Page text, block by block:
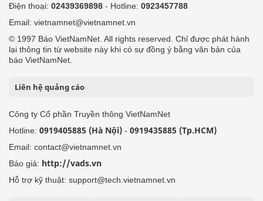
Điện thoại: 02439369898 - Hotline: 0923457788
Email: vietnamnet@vietnamnet.vn
© 1997 Báo VietNamNet. All rights reserved. Chỉ được phát hành
lại thông tin từ website này khi có sự đồng ý bằng văn bản của
báo VietNamNet.
Liên hệ quảng cáo
Công ty Cổ phần Truyền thông VietNamNet
Hotline: 0919405885 (Hà Nội) - 0919435885 (Tp.HCM)
Email: contact@vietnamnet.vn
Báo giá: http://vads.vn
Hỗ trợ kỹ thuật: support@tech.vietnamnet.vn